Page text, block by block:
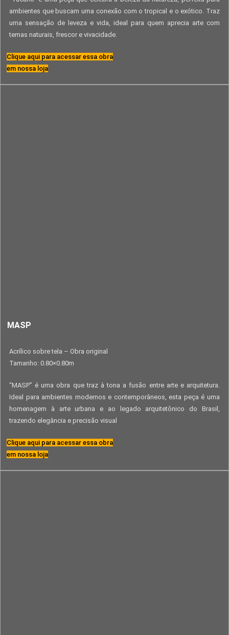
ambientes que buscam uma conexão com o tropical e o exótico. Traz
uma sensação de leveza e vida, ideal para quem aprecia arte com
temas naturais, frescor e vivacidade.
Clique aqui para acessar essa obra
em nossa loja
MASP
Acrílico sobre tela – Obra original
Tamanho: 0.80×0.80m
“MASP” é uma obra que traz à tona a fusão entre arte e arquitetura.
Ideal para ambientes modernos e contemporâneos, esta peça é uma
homenagem à arte urbana e ao legado arquitetônico do Brasil,
trazendo elegância e precisão visual
Clique aqui para acessar essa obra
em nossa loja